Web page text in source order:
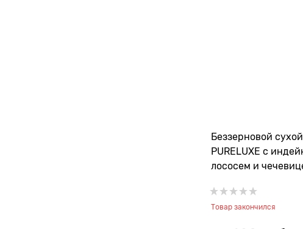
Беззерновой
PURELUXE с
лососем и
собак, склонных к
весу
Товар закончился